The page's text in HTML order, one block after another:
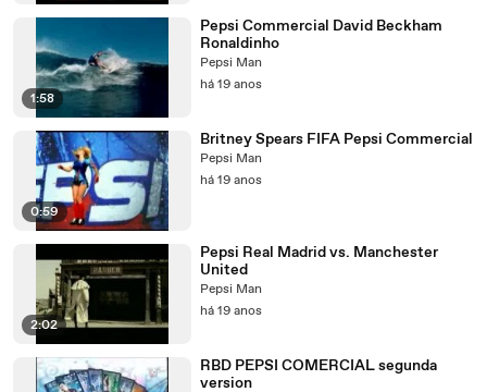
1:58
Pepsi Commercial David Beckham
Ronaldinho
Pepsi Man
há 19 anos
0:59
Britney Spears FIFA Pepsi Commercial
Pepsi Man
há 19 anos
2:02
Pepsi Real Madrid vs. Manchester
United
Pepsi Man
há 19 anos
RBD PEPSI COMERCIAL segunda
version